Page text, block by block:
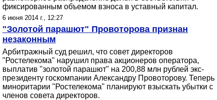
фиксированным объемом взноса в уставный капитал.
6 июня 2014 г., 12:27
"Золотой парашют" Провоторова признан
незаконным
Арбитражный суд решил, что совет директоров
"Ростелекома" нарушил права акционеров оператора,
выплатив "золотой парашют" на 200,88 млн рублей экс-
президенту госкомпании Александру Провоторову. Теперь
миноритарии "Ростелекома" планируют взыскать убытки с
членов совета директоров.